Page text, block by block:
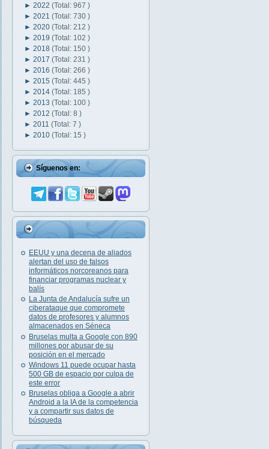
► 2022 (Total: 967 )
► 2021 (Total: 730 )
► 2020 (Total: 212 )
► 2019 (Total: 102 )
► 2018 (Total: 150 )
► 2017 (Total: 231 )
► 2016 (Total: 266 )
► 2015 (Total: 445 )
► 2014 (Total: 185 )
► 2013 (Total: 100 )
► 2012 (Total: 8 )
► 2011 (Total: 7 )
► 2010 (Total: 15 )
Síguenos en:
EEUU y una decena de aliados
alertan del uso de falsos
informáticos norcoreanos para
financiar programas nuclear y
balís
La Junta de Andalucía sufre un
ciberataque que compromete
datos de profesores y alumnos
almacenados en Séneca
Bruselas multa a Google con 890
millones por abusar de su
posición en el mercado
Windows 11 puede ocupar hasta
500 GB de espacio por culpa de
este error
Bruselas obliga a Google a abrir
Android a la IA de la competencia
y a compartir sus datos de
búsqueda